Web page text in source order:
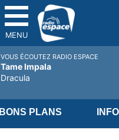
MENU
BONS PLANS
VOUS ÉCOUTEZ RADIO ESPACE
Tame Impala
Dracula